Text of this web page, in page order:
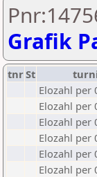
Grafik
tnrSt
Elozahl per
Elozahl per
Elozahl per
Elozahl per
Elozahl per
Elozahl per